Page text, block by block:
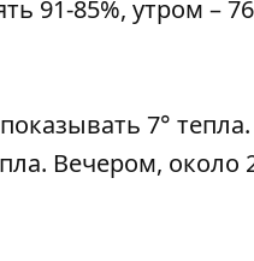
91-85%, утром –
7°
Вечером, около